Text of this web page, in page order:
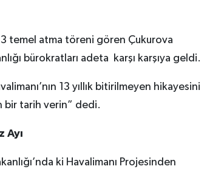
3 temel atma töreni gören Çukurova
bürokratları adeta karşı karşıya geldi.
13 yıllık bitirilmeyen hikayesini
bir tarih verin” dedi.
Ayı
ki Havalimanı Projesinden